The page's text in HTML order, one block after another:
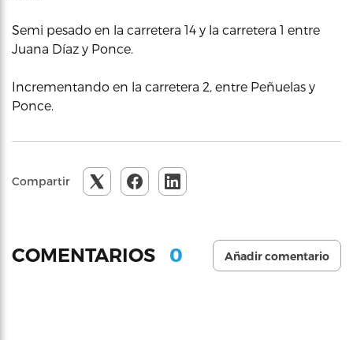
Semi pesado en la carretera 14 y la carretera 1 entre
Juana Díaz y Ponce.
Incrementando en la carretera 2, entre Peñuelas y
Ponce.
Compartir
COMENTARIOS 0 Añadir comentario